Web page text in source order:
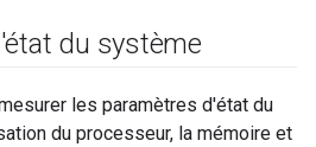
du système
les paramètres d'état du
du processeur, la mémoire et